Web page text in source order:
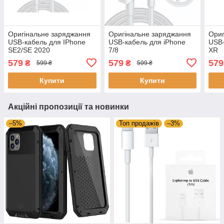
Оригінальне заряджання
USB-кабель для IPhone
SE2/SE 2020
579 ₴ 599 ₴
Купити
Оригінальне заряджання
USB-кабель для iPhone
7/8
579₴ 599 ₴
Купити
XR
579
Акційні пропозиції та новинки
–5% Топ продажів –3%